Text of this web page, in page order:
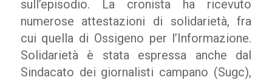
sull’episodio. La cronista ha ricevuto
numerose attestazioni di solidarietà, fra
cui quella di Ossigeno per l’Informazione.
Solidarietà è stata espressa anche dal
Sindacato dei giornalisti campano (Sugc),